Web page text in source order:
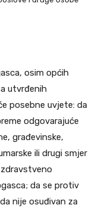
osim općih
utvrđenih
posebne uvjete: da
odgovarajuće
građevinske,
ili drugi smjer
da se protiv
nije osuđivan za